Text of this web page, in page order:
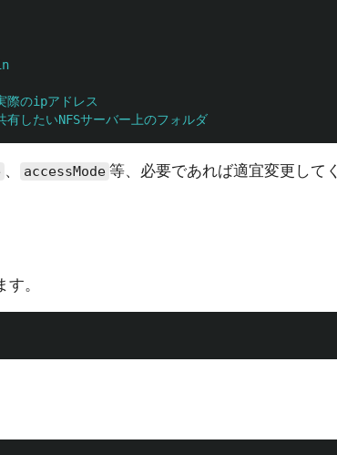
のipアドレス
いNFSサーバー上のフォルダ
、 accessMode 等、必要であれば適宜変更してく
。